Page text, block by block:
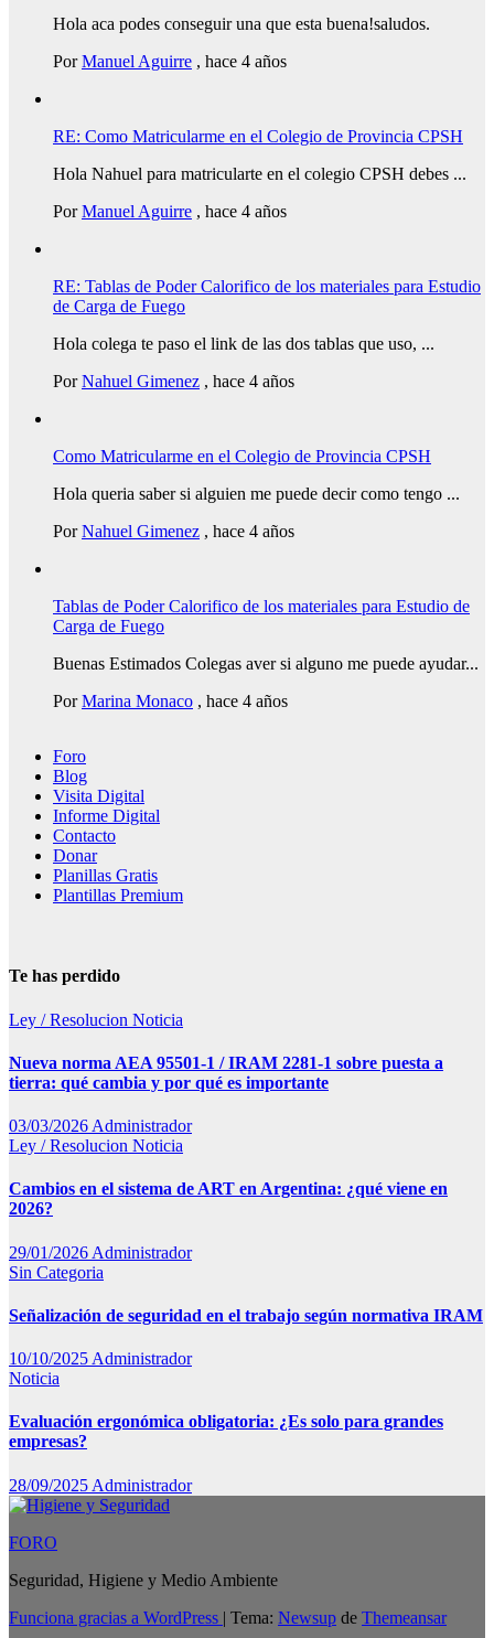
Hola aca podes conseguir una que esta buena!saludos.
PorManuel Aguirre , hace 4 años
RE: Como Matricularme en el Colegio de Provincia CPSH
Hola Nahuel para matricularte en el colegio CPSH debes ...
PorManuel Aguirre , hace 4 años
RE: Tablas de Poder Calorifico de los materiales para Estudio
de Carga de Fuego
Hola colega te paso el link de las dos tablas que uso, ...
PorNahuel Gimenez , hace 4 años
Como Matricularme en el Colegio de Provincia CPSH
Hola queria saber si alguien me puede decir como tengo ...
PorNahuel Gimenez , hace 4 años
Tablas de Poder Calorifico de los materiales para Estudio de
Carga de Fuego
Buenas Estimados Colegas aver si alguno me puede ayudar...
PorMarina Monaco , hace 4 años
Foro
Blog
Visita Digital
Informe Digital
Contacto
Donar
Planillas Gratis
Plantillas Premium
Te has perdido
Ley / Resolucion Noticia
Nueva norma AEA 95501-1 / IRAM 2281-1 sobre puesta a
tierra: qué cambia y por qué es importante
03/03/2026 Administrador
Ley / Resolucion Noticia
Cambios en el sistema de ART en Argentina: ¿qué viene en
2026?
29/01/2026 Administrador
Sin Categoria
Señalización de seguridad en el trabajo según normativa IRAM
10/10/2025 Administrador
Noticia
Evaluación ergonómica obligatoria: ¿Es solo para grandes
empresas?
28/09/2025 Administrador
FORO
Seguridad, Higiene y Medio Ambiente
Funciona gracias a WordPress | Tema: Newsup de Themeansar